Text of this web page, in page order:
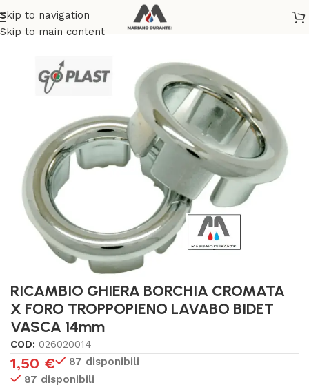
Skip to navigation
Skip to main content
Home/TERMOIDRAULICA/SCARICO IDRICO
RICAMBIO GHIERA BORCHIA CROMATA
X FORO TROPPOPIENO LAVABO BIDET
VASCA 14mm
COD: 026020014
1,50 €
87 disponibili
87 disponibili